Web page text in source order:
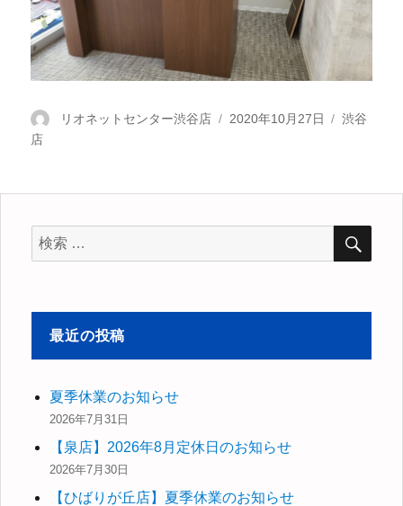
投
リオネットセンター渋谷店
投
2020年10月27日
カ
渋谷
店
検
索
象:
検
最近の投稿
夏季休業のお知らせ
2026年7月31日
【泉店】2026年8月定休日のお知らせ
2026年7月30日
【ひばりが丘店】夏季休業のお知らせ